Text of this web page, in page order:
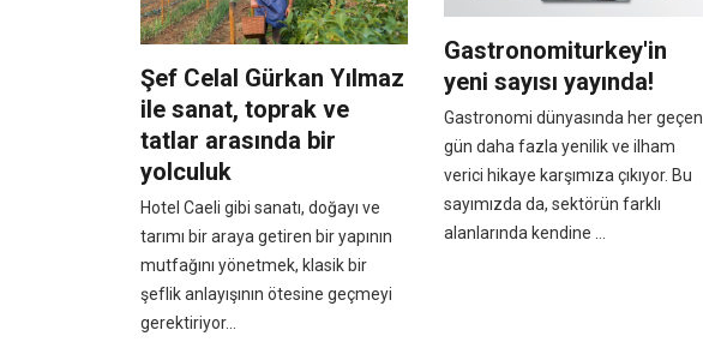
Şef Celal Gürkan Yılmaz
ile sanat, toprak ve
tatlar arasında bir
yolculuk
Hotel Caeli gibi sanatı, doğayı ve
tarımı bir araya getiren bir yapının
mutfağını yönetmek, klasik bir
şeflik anlayışının ötesine geçmeyi
gerektiriyor...
Gastronomiturkey'in
yeni sayısı yayında!
Gastronomi dünyasında her geçen
gün daha fazla yenilik ve ilham
verici hikaye karşımıza çıkıyor. Bu
sayımızda da, sektörün farklı
alanlarında kendine ...